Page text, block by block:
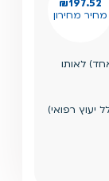
₪197.52
מחיר מחירון
אחד) לאותו